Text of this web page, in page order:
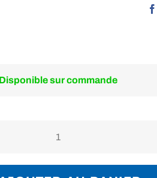
Disponible sur commande
quantité